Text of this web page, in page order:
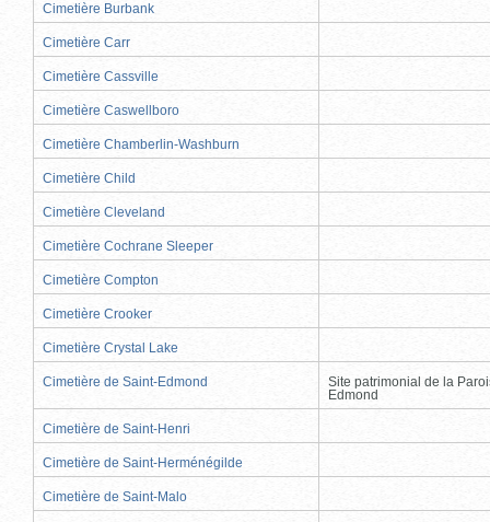
Cimetière Burbank
Cimetière Carr
Cimetière Cassville
Cimetière Caswellboro
Cimetière Chamberlin-Washburn
Cimetière Child
Cimetière Cleveland
Cimetière Cochrane Sleeper
Cimetière Compton
Cimetière Crooker
Cimetière Crystal Lake
Cimetière de Saint-Edmond
Site patrimonial de la
Edmond
Cimetière de Saint-Henri
Cimetière de Saint-Herménégilde
Cimetière de Saint-Malo